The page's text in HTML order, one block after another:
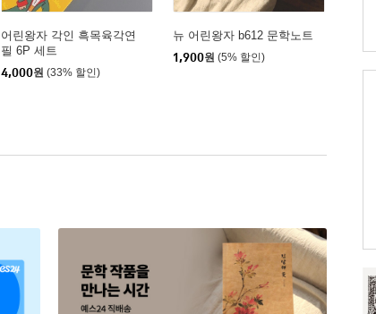
어린왕자 각인 흑목육각연
필 6P 세트
4,000원 (33% 할인)
뉴 어린왕자 b612 문학노트
1,900원 (5% 할인)